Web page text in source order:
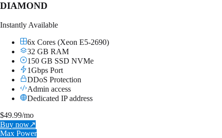
DIAMOND
Instantly Available
6x Cores (Xeon E5-2690)
32 GB RAM
150 GB SSD NVMe
1Gbps Port
DDoS Protection
Admin access
Dedicated IP address
$49.99/mo
Buy now↗
Max Power